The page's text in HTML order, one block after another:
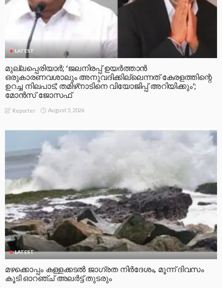
LATEST
മുല്ലപ്പെരിയാര്‍; ‘ജലനിരപ്പ് ഉയര്‍ത്താന്‍
ഒരുകാരണവശാലും അനുവദിക്കില്ലെന്നത് കേരളത്തിന്റെ
ഉറച്ച നിലപാട്; തമിഴ്‌നാടിനെ വിയോജിപ്പ് അറിയിക്കും’;
മോന്‍സ് ജോസഫ്
Reporter August 5, 2026
LATEST
മഴക്കൊപ്പം കള്ളക്കടൽ ജാഗ്രത നിർദേശം, മൂന്ന് ദിവസം
കൂടി ഓറഞ്ച് അലർട്ട് തുടരും